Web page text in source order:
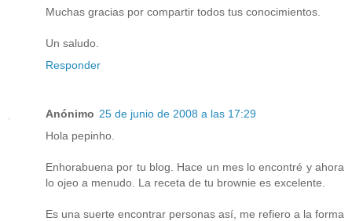
Muchas gracias por compartir todos tus conocimientos.
Un saludo.
Responder
Anónimo 25 de junio de 2008 a las 17:29
Hola pepinho.
Enhorabuena por tu blog. Hace un mes lo encontré y ahora
lo ojeo a menudo. La receta de tu brownie es excelente.
Es una suerte encontrar personas así, me refiero a la forma